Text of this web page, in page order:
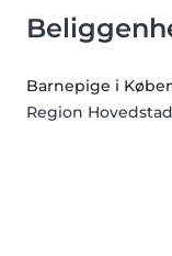
Barnepige i
Region